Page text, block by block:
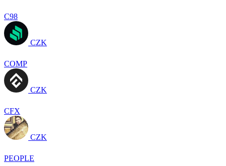
C98
CZK
COMP
CZK
CFX
CZK
PEOPLE